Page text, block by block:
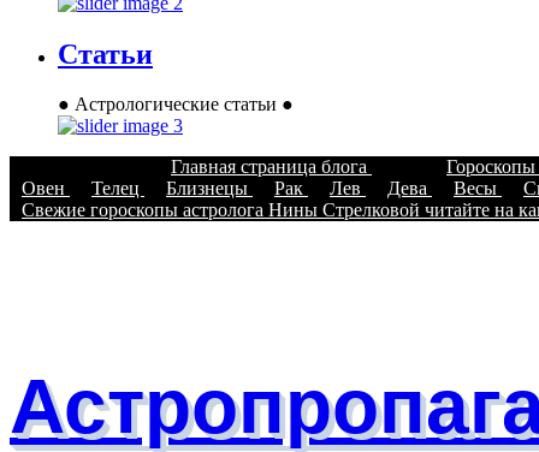
Статьи
● Астрологические статьи ●
Главная страница блога
Гороскопы
Овен
Телец Близнецы Рак Лев Дева Весы
Свежие гороскопы астролога Нины Стрелковой читайте на